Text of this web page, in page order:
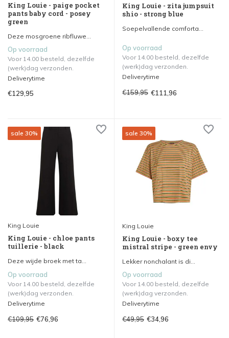
King Louie - paige pocket
pants baby cord - posey
green
Deze mosgroene ribfluwe...
Op voorraad
Voor 14.00 besteld, dezelfde
(werk)dag verzonden.
Deliverytime
€129,95
King Louie - zita jumpsuit
shio - strong blue
Soepelvallende comforta...
Op voorraad
Voor 14.00 besteld, dezelfde
(werk)dag verzonden.
Deliverytime
€159,95 €111,96
sale 30%
King Louie
King Louie - chloe pants
tuillerie - black
Deze wijde broek met ta...
Op voorraad
Voor 14.00 besteld, dezelfde
(werk)dag verzonden.
Deliverytime
€109,95 €76,96
sale 30%
King Louie
King Louie - boxy tee
mistral stripe - green envy
Lekker nonchalant is di...
Op voorraad
Voor 14.00 besteld, dezelfde
(werk)dag verzonden.
Deliverytime
€49,95 €34,96